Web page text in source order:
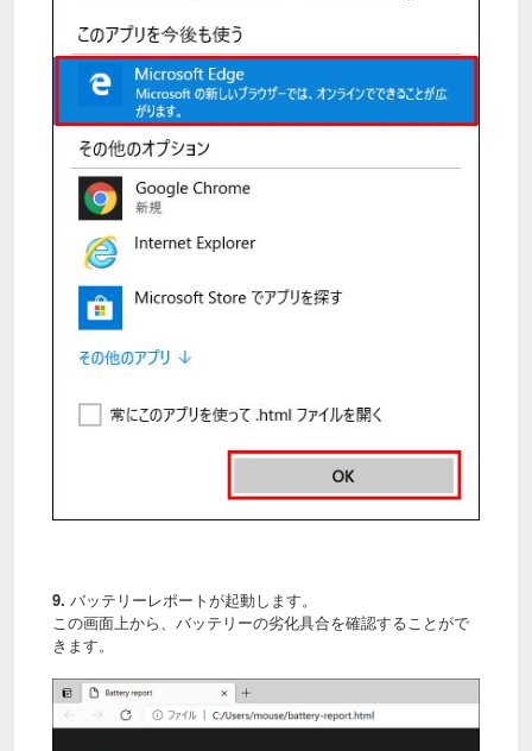
9. バッテリーレポートが起動します。
この画面上から、バッテリーの劣化具合を確認することがで
きます。